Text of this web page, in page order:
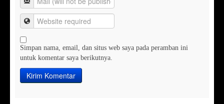
Simpan nama, email, dan situs web saya pada peramban ini
untuk komentar saya berikutnya.